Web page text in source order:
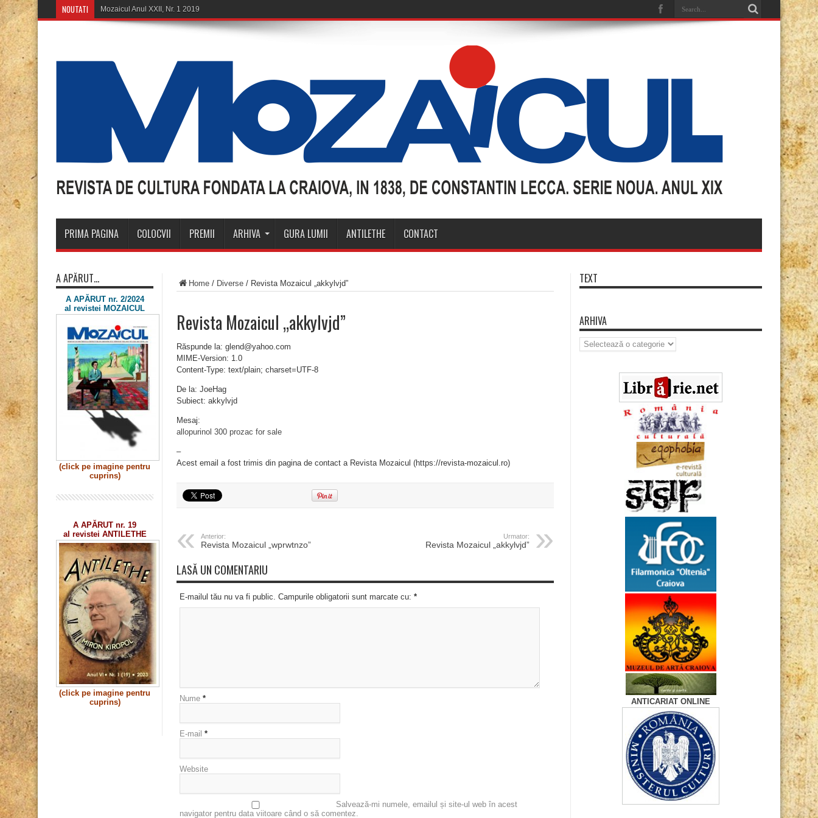
NOUTATI M
PRIMA PAGINA COLOCVII PREMII ARHIVA GURA LUMII ANTILETHE CONTACT
Home / Diverse / Revista Mozaicul „akkylvjd”
Revista Mozaicul „akkylvjd”
Răspunde la: glend@yahoo.com
MIME-Version: 1.0
Content-Type: text/plain; charset=UTF-8
De la: JoeHag
Subiect: akkylvjd
Mesaj:
allopurinol 300 prozac for sale
–
Acest email a fost trimis din pagina de contact a Revista Mozaicul (https://revista-mozaicul.ro)
Anterior:
Revista Mozaicul „wprwtnzo”
Urmator:
Revista Mozaicul „akkylvjd”
LASĂ UN COMENTARIU
E-mailul tău nu va fi public. Campurile obligatorii sunt marcate cu: *
Nume *
E-mail *
Website
Salvează-mi numele, emailul și site-ul web în acest
navigator pentru data viitoare când o să comentez.
A APĂRUT…
A APĂRUT nr. 2/2024
al revistei MOZAICUL
(click pe imagine pentru
cuprins)
A APĂRUT nr. 19
al revistei ANTILETHE
(click pe imagine pentru
cuprins)
TEXT
ARHIVA
Arhiva
ANTICARIAT ONLINE